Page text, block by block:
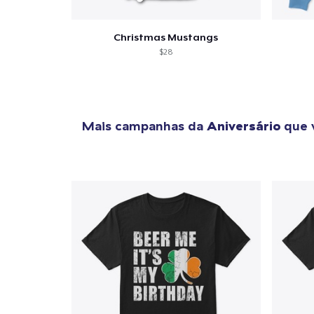
Christmas Mustangs
$28
Mais campanhas da Aniversário que